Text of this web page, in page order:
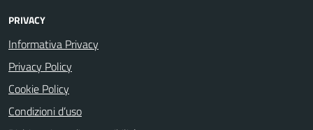
PRIVACY
Informativa Privacy
Privacy Policy
Cookie Policy
Condizioni d’uso